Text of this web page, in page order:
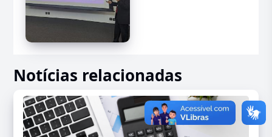
Notícias relacionadas